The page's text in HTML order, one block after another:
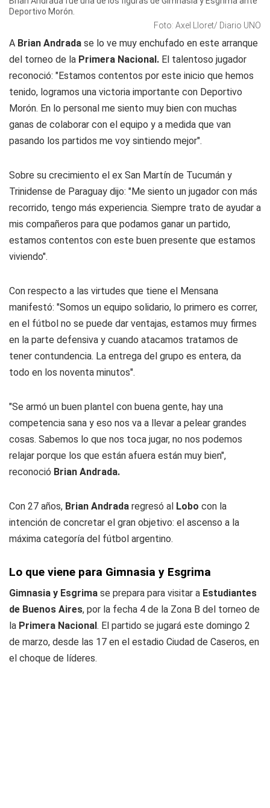
Deportivo Morón.
Foto: Axel Lloret/ Diario UNO
A Brian Andrada se lo ve muy enchufado en este arranque
del torneo de la Primera Nacional. El talentoso jugador
reconoció: "Estamos contentos por este inicio que hemos
tenido, logramos una victoria importante con Deportivo
Morón. En lo personal me siento muy bien con muchas
ganas de colaborar con el equipo y a medida que van
pasando los partidos me voy sintiendo mejor".
Sobre su crecimiento el ex San Martín de Tucumán y
Trinidense de Paraguay dijo: "Me siento un jugador con más
recorrido, tengo más experiencia. Siempre trato de ayudar a
mis compañeros para que podamos ganar un partido,
estamos contentos con este buen presente que estamos
viviendo".
Con respecto a las virtudes que tiene el Mensana
manifestó: "Somos un equipo solidario, lo primero es correr,
en el fútbol no se puede dar ventajas, estamos muy firmes
en la parte defensiva y cuando atacamos tratamos de
tener contundencia. La entrega del grupo es entera, da
todo en los noventa minutos".
"Se armó un buen plantel con buena gente, hay una
competencia sana y eso nos va a llevar a pelear grandes
cosas. Sabemos lo que nos toca jugar, no nos podemos
relajar porque los que están afuera están muy bien",
reconoció Brian Andrada.
Con 27 años, Brian Andrada regresó al Lobo con la
intención de concretar el gran objetivo: el ascenso a la
máxima categoría del fútbol argentino.
Lo que viene para Gimnasia y Esgrima
Gimnasia y Esgrima se prepara para visitar a Estudiantes
de Buenos Aires, por la fecha 4 de la Zona B del torneo de
la Primera Nacional. El partido se jugará este domingo 2
de marzo, desde las 17 en el estadio Ciudad de Caseros, en
el choque de líderes.